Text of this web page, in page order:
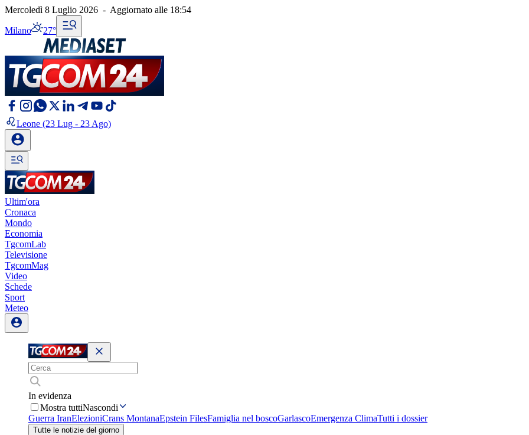
Mercoledì 8 Luglio 2026 - Aggiornato alle 18:54
Milano 27°
Leone (23 Lug - 23 Ago)
Ultim'ora
Cronaca
Mondo
Economia
TgcomLab
Televisione
TgcomMag
Video
Schede
Sport
Meteo
In evidenza
Mostra tuttiNascondi
Guerra IranElezioniCrans MontanaEpstein FilesFamiglia nel boscoGarlascoEmergenza ClimaTutti i dossier
Tutte le notizie del giorno